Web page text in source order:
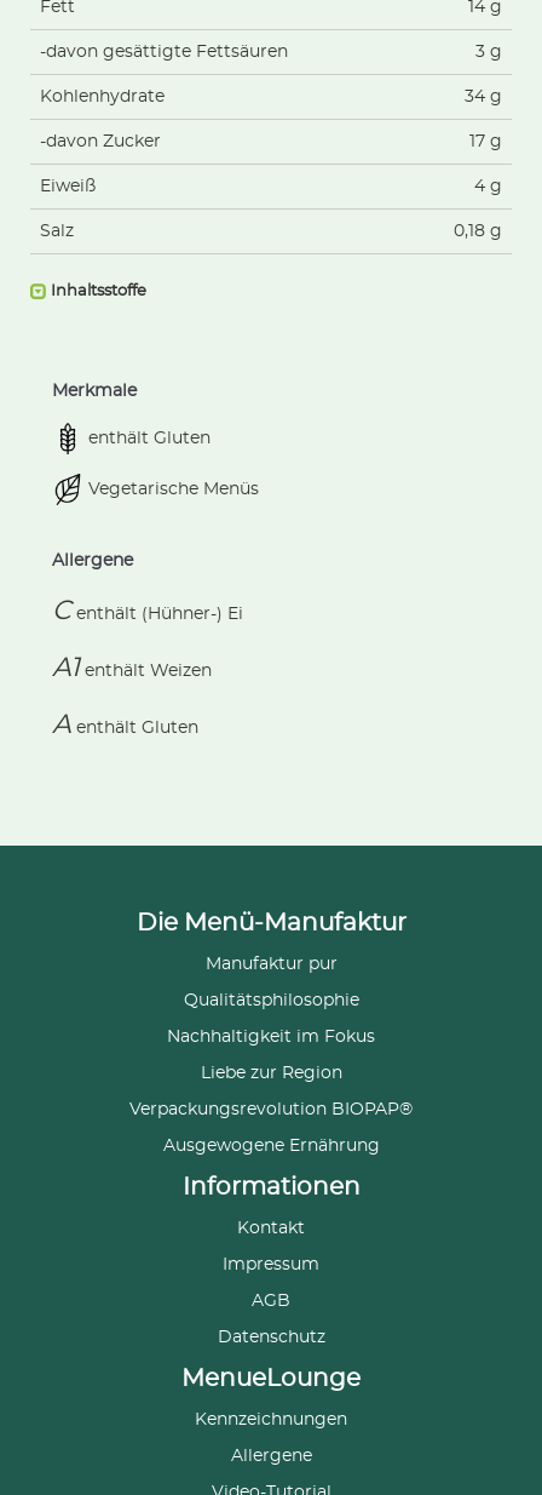
Fett 14 g
-davon gesättigte Fettsäuren 3 g
Kohlenhydrate 34 g
-davon Zucker 17 g
Eiweiß 4 g
Salz 0,18 g
Inhaltsstoffe
Merkmale
enthält Gluten
Vegetarische Menüs
Allergene
C enthält (Hühner-) Ei
A1 enthält Weizen
A enthält Gluten
Die Menü-Manufaktur
Manufaktur pur
Qualitätsphilosophie
Nachhaltigkeit im Fokus
Liebe zur Region
Verpackungsrevolution BIOPAP®
Ausgewogene Ernährung
Informationen
Kontakt
Impressum
AGB
Datenschutz
MenueLounge
Kennzeichnungen
Allergene